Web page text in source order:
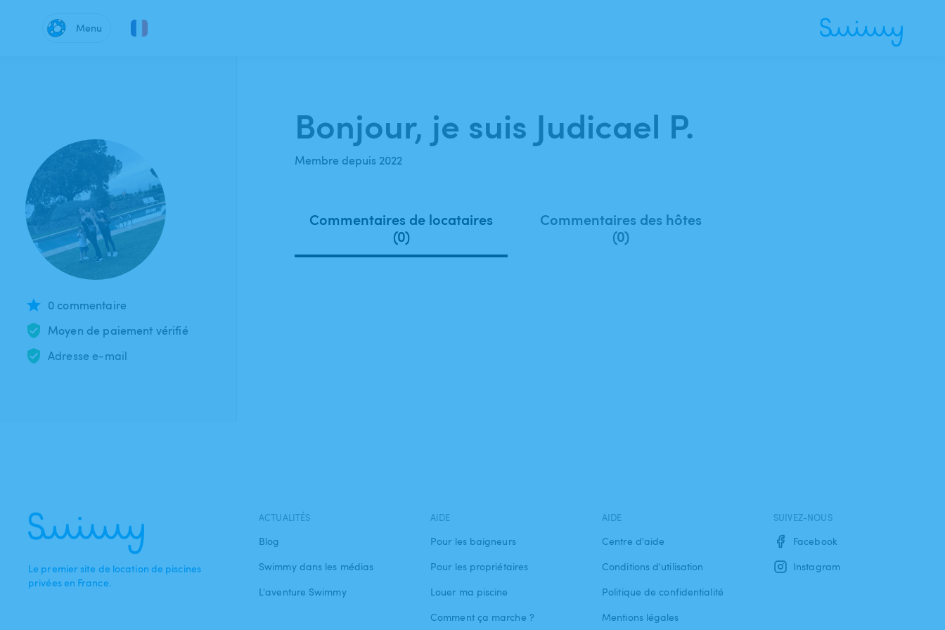
Menu
0 commentaire
Moyen de paiement vérifié
Adresse e-mail
Bonjour, je suis Judicael P.
Membre depuis 2022
Commentaires de locataires
(0)
Commentaires des hôtes
(0)
Le premier site de location de piscines
privées en France.
ACTUALITÉS
Blog
Swimmy dans les médias
L'aventure Swimmy
AIDE
Pour les baigneurs
Pour les propriétaires
Louer ma piscine
Comment ça marche ?
AIDE
Centre d'aide
Conditions d'utilisation
Politique de confidentialité
Mentions légales
SUIVEZ-NOUS
Facebook
Instagram